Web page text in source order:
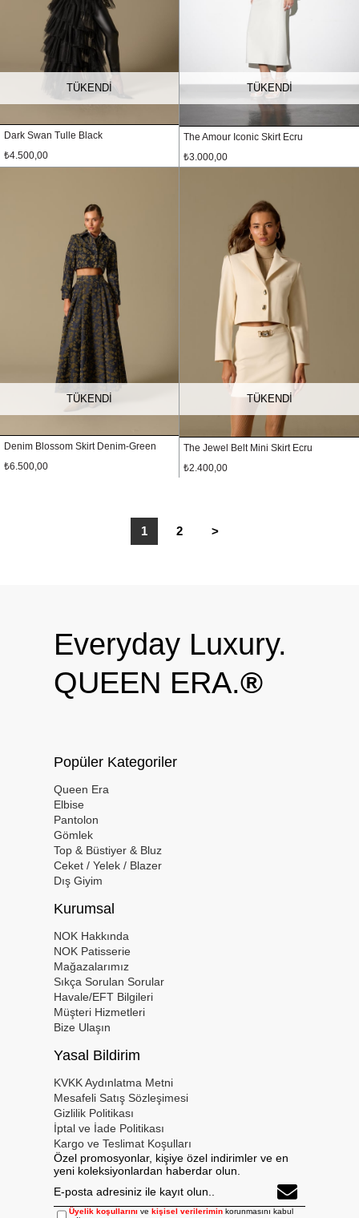
TÜKENDI
Dark Swan Tulle Black
₺4.500,00
TÜKENDI
The Amour Iconic Skirt Ecru
₺3.000,00
TÜKENDI
Denim Blossom Skirt Denim-Green
₺6.500,00
TÜKENDI
The Jewel Belt Mini Skirt Ecru
₺2.400,00
1 2 >
Everyday Luxury.
QUEEN ERA.®
Popüler Kategoriler
Queen Era
Elbise
Pantolon
Gömlek
Top & Büstiyer & Bluz
Ceket / Yelek / Blazer
Dış Giyim
Kurumsal
NOK Hakkında
NOK Patisserie
Mağazalarımız
Sıkça Sorulan Sorular
Havale/EFT Bilgileri
Müşteri Hizmetleri
Bize Ulaşın
Yasal Bildirim
KVKK Aydınlatma Metni
Mesafeli Satış Sözleşimesi
Gizlilik Politikası
İptal ve İade Politikası
Kargo ve Teslimat Koşulları
Özel promosyonlar, kişiye özel indirimler ve en
yeni koleksiyonlardan haberdar olun.
Üyelik koşullarını vekişisel verilerimin korunmasını kabul